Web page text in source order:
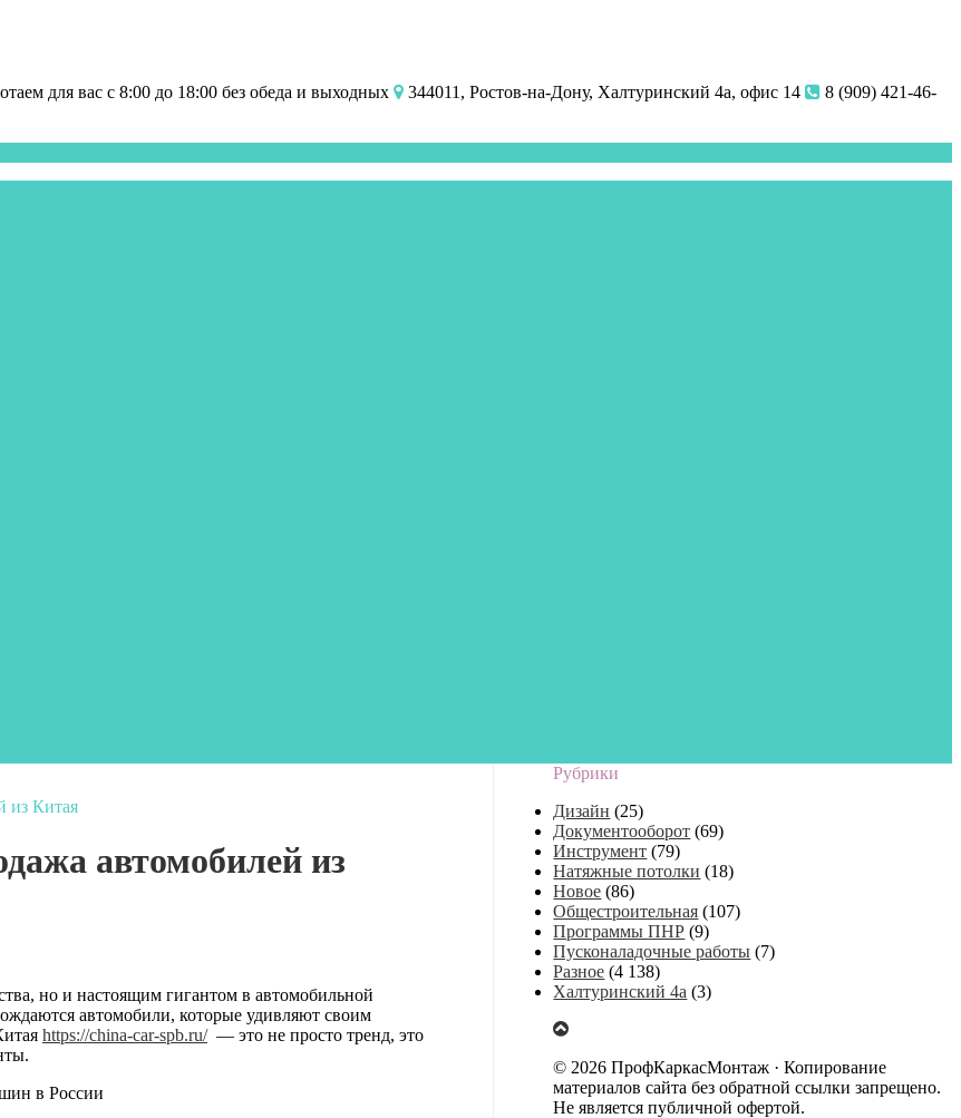
для вас с 8:00 до 18:00 без обеда и выходных 344011, Ростов-на-Дону, Халтуринский 4а, офис 14
8 (909) 421-46-
из Китая
автомобилей из
но и настоящим гигантом в автомобильной
автомобили, которые удивляют своим
https://china-car-spb.ru/ — это не просто тренд, это
Рубрики
Дизайн (25)
Документооборот (69)
Инструмент (79)
Натяжные потолки (18)
Новое (86)
Общестроительная (107)
Программы ПНР (9)
Пусконаладочные работы (7)
Разное (4 138)
Халтуринский 4а (3)
© 2026 ПрофКаркасМонтаж · Копирование
материалов сайта без обратной ссылки запрещено.
Не является публичной офертой.